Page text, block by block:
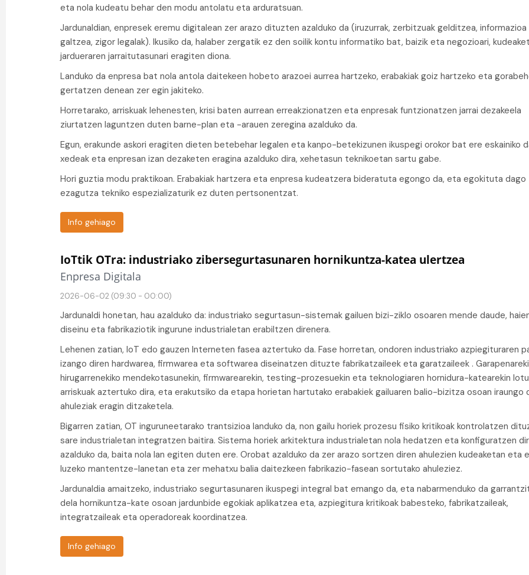
eta nola kudeatu behar den modu antolatu eta arduratsuan.
Jardunaldian, enpresek eremu digitalean zer arazo dituzten azalduko da (iruzurrak, zerbitzuak gelditzea, informazioa
galtzea, zigor legalak). Ikusiko da, halaber zergatik ez den soilik kontu informatiko bat, baizik eta negozioari,
jardueraren jarraitutasunari eragiten diona.
Landuko da enpresa bat nola antola daitekeen hobeto arazoei aurrea hartzeko, erabakiak goiz hartzeko eta
gertatzen denean zer egin jakiteko.
Horretarako, arriskuak lehenesten, krisi baten aurrean erreakzionatzen eta enpresak funtzionatzen jarrai dezakeela
ziurtatzen laguntzen duten barne-plan eta -arauen zeregina azalduko da.
Egun, erakunde askori eragiten dieten betebehar legalen eta kanpo-betekizunen ikuspegi orokor bat ere eskainiko
xedeak eta enpresan izan dezaketen eragina azalduko dira, xehetasun teknikoetan sartu gabe.
Hori guztia modu praktikoan. Erabakiak hartzera eta enpresa kudeatzera bideratuta egongo da, eta egokituta dago
ezagutza tekniko espezializaturik ez duten pertsonentzat.
Info gehiago
IoTtik OTra: industriako zibersegurtasunaren hornikuntza-katea ulertzea
Enpresa Digitala
2026-06-02 (09:30 - 00:00)
Jardunaldi honetan, hau azalduko da: industriako segurtasun-sistemak gailuen bizi-ziklo osoaren mende daude,
diseinu eta fabrikaziotik ingurune industrialetan erabiltzen direnera.
Lehenen zatian, IoT edo gauzen Interneten fasea aztertuko da. Fase horretan, ondoren industriako azpiegituraren
izango diren hardwarea, firmwarea eta softwarea diseinatzen dituzte fabrikatzaileek eta garatzaileek .
hirugarrenekiko mendekotasunekin, firmwarearekin, testing-prozesuekin eta teknologiaren hornidura-katearekin
arriskuak aztertuko dira, eta erakutsiko da etapa horietan hartutako erabakiek gailuaren balio-bizitza osoan iraungo
ahuleziak eragin ditzaketela.
Bigarren zatian, OT inguruneetarako trantsizioa landuko da, non gailu horiek prozesu fisiko kritikoak kontrolatzen
sare industrialetan integratzen baitira. Sistema horiek arkitektura industrialetan nola hedatzen eta konfiguratzen
azalduko da, baita nola lan egiten duten ere. Orobat azalduko da zer arazo sortzen diren ahulezien kudeaketan eta
luzeko mantentze-lanetan eta zer mehatxu balia daitezkeen fabrikazio-fasean sortutako ahuleziez.
Jardunaldia amaitzeko, industriako segurtasunaren ikuspegi integral bat emango da, eta nabarmenduko da
dela hornikuntza-kate osoan jardunbide egokiak aplikatzea eta, azpiegitura kritikoak babesteko, fabrikatzaileak,
integratzaileak eta operadoreak koordinatzea.
Info gehiago